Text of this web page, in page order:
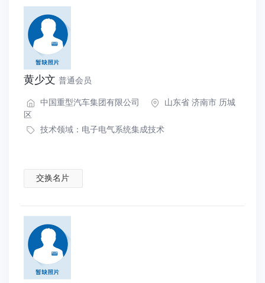
黄少文 普通会员
中国重型汽车集团有限公司
山东省 济南市 历城
区
技术领域： 电子电气系统集成技术
交换名片